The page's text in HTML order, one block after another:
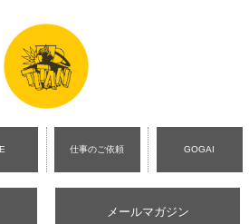
仕事のご依頼 GOGAI
メールマガジン